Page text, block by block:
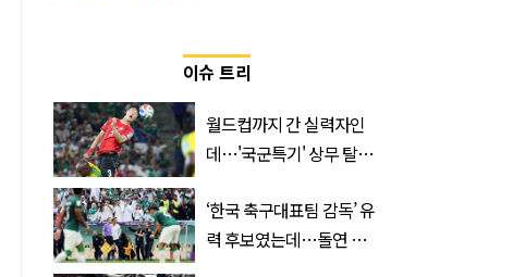
이슈 트리
월드컵까지 간 실력자인
데…'국군특기' 상무 탈락
‘한국 축구대표팀 감독’ 유
력 후보였는데…돌연 코